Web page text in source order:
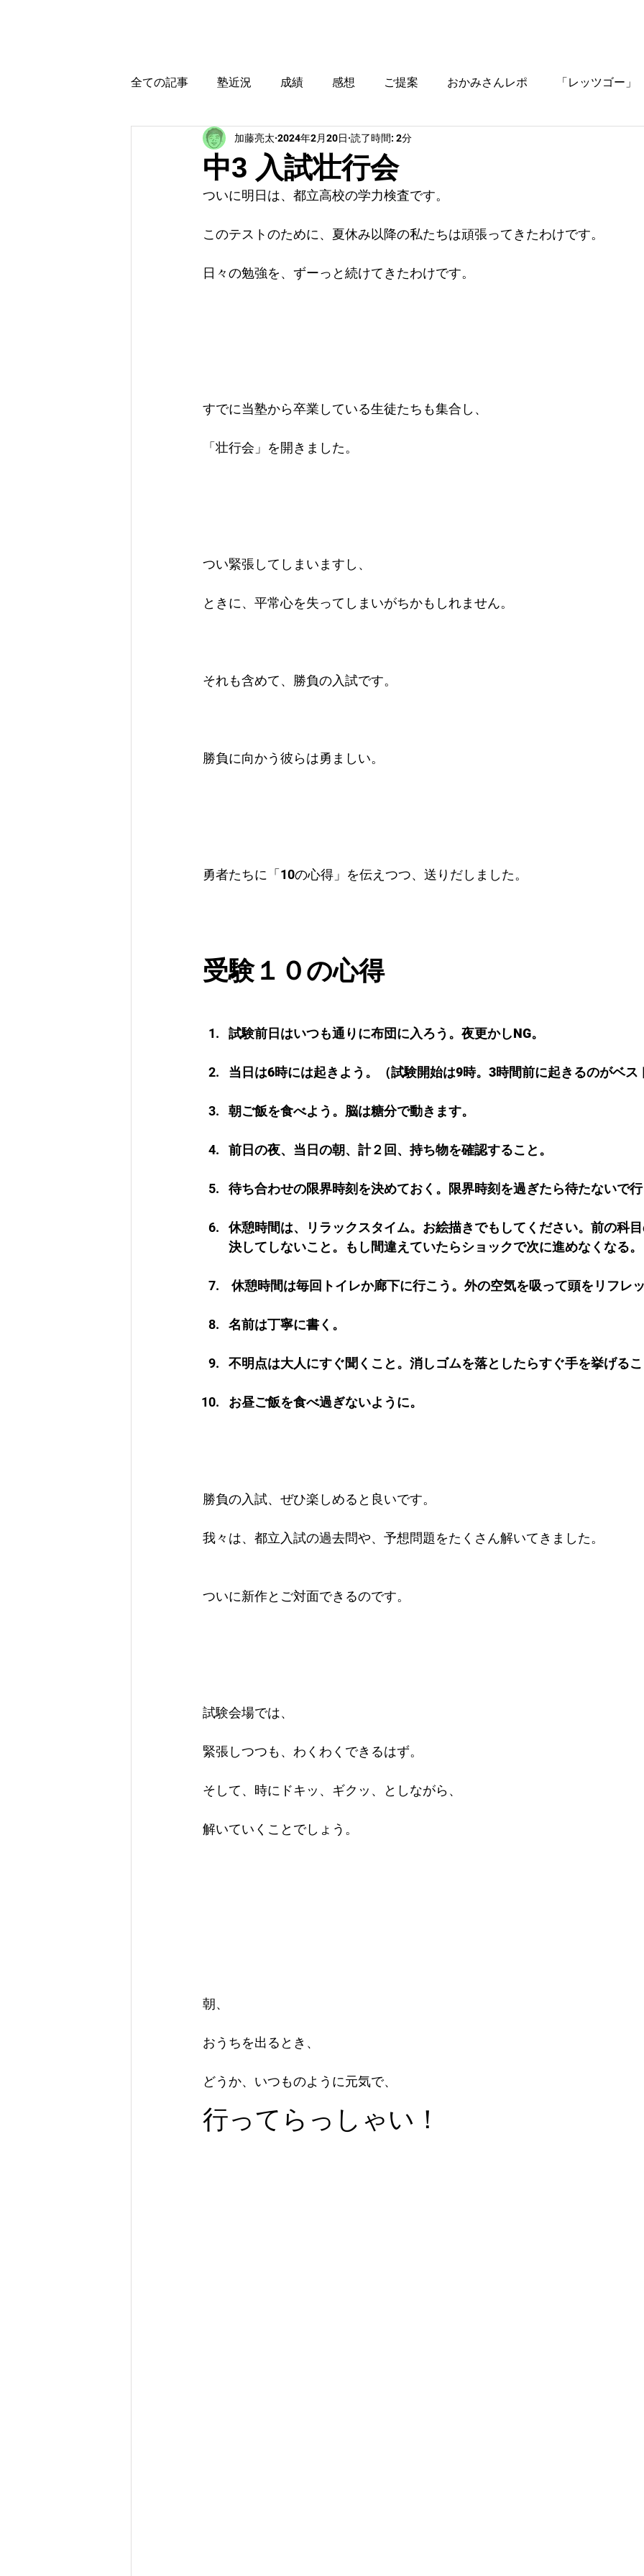
全ての記事 塾近況 成績 感想 ご提案 おかみさんレポ 「レッツゴー」
育児・教育本感想 受験に役立つ情報
中3 入試壮行会
加藤亮太 2024年2月20日 読了時間: 2分
ついに明日は、都立高校の学力検査です。
このテストのために、夏休み以降の私たちは頑張ってきたわけです。
日々の勉強を、ずーっと続けてきたわけです。
すでに当塾から卒業している生徒たちも集合し、
「壮行会」を開きました。
つい緊張してしまいますし、
ときに、平常心を失ってしまいがちかもしれません。
それも含めて、勝負の入試です。
勝負に向かう彼らは勇ましい。
勇者たちに「10の心得」を伝えつつ、送りだしました。
受験１０の心得
試験前日はいつも通りに布団に入ろう。夜更かしNG。
当 日は6時には起きよう。（試験開始は9時。3時間前に起きるのがベス
朝ご飯を食べよう。脳は糖分で動きます。
前日の夜、当日の朝、計２回、持ち物を確認すること。
待ち合わせの限界時刻を決めておく。限界時刻を過ぎたら待たないで
休憩時間は、リラックスタイム。お絵描きでもしてください。前の科
決してしないこと。もし間違えていたらショックで次に進めなくなる。
休憩時間は毎回トイレか廊下に行こう。外の空気を吸って頭をリフレ
名前は丁寧に書く。
不明点は大人にすぐ聞くこと。消しゴムを落としたらすぐ手を挙げる
お昼ご飯を食べ過ぎないように。
勝負の入試、ぜひ楽しめると良いです。
我々は、都立入試の過去問や、予想問題をたくさん解いてきました。
ついに新作とご対面できるのです。
試験会場では、
緊張しつつも、わくわくできるはず。
そして、時にドキッ、ギクッ、としながら、
解いていくことでしょう。
朝、
おうちを出るとき、
どうか、いつものように元気で、
行ってらっしゃい！